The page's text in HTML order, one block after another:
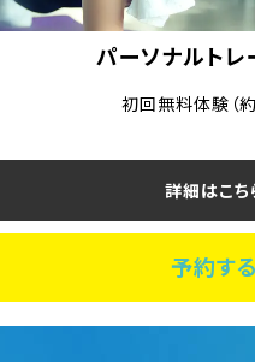
パーソナルトレ
初回無料体験（
詳細はこち
予約する